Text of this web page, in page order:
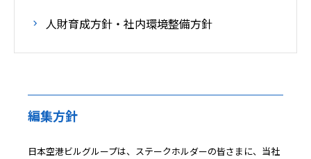
人財育成方針・社内環境整備方針
編集方針
日本空港ビルグループは、ステークホルダーの皆さまに、当社